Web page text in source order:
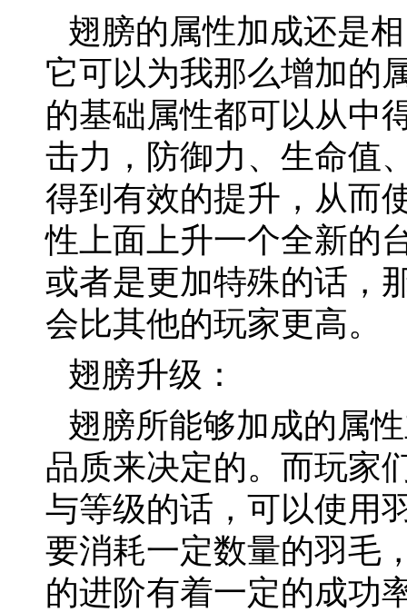
翅膀的属性加成还是
它可以为我那么增加的
的基础属性都可以从中
击力，防御力、生命值
得到有效的提升，从而
性上面上升一个全新的
或者是更加特殊的话，
会比其他的玩家更高。
翅膀升级：
翅膀所能够加成的属
品质来决定的。而玩家
与等级的话，可以使用
要消耗一定数量的羽毛
的进阶有着一定的成功